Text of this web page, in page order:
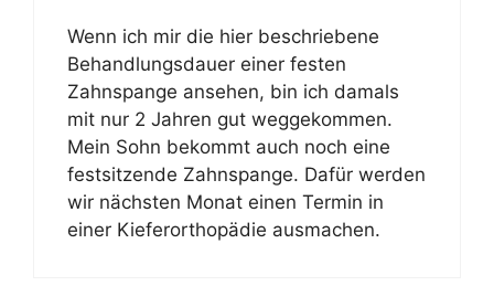
Wenn ich mir die hier beschriebene
Behandlungsdauer einer festen
Zahnspange ansehen, bin ich damals
mit nur 2 Jahren gut weggekommen.
Mein Sohn bekommt auch noch eine
festsitzende Zahnspange. Dafür werden
wir nächsten Monat einen Termin in
einer Kieferorthopädie ausmachen.